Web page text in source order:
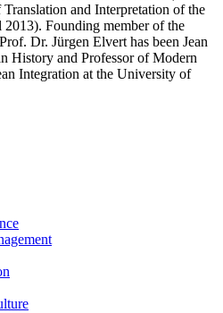
and Interpretation of the
Founding member of the
Dr. Jürgen Elvert has been Jean
History and Professor of Modern
Integration at the University of